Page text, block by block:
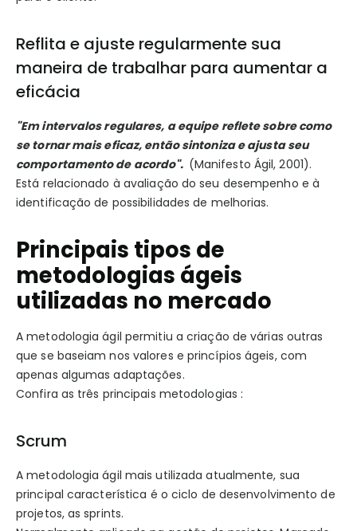
Reflita e ajuste regularmente sua
maneira de trabalhar para aumentar a
eficácia
"Em intervalos regulares, a equipe reflete sobre como
se tornar mais eficaz, então sintoniza e ajusta seu
comportamento de acordo". (Manifesto Ágil, 2001).
Está relacionado à avaliação do seu desempenho e à
identificação de possibilidades de melhorias.
Principais tipos de
metodologias ágeis
utilizadas no mercado
A metodologia ágil permitiu a criação de várias outras
que se baseiam nos valores e princípios ágeis, com
apenas algumas adaptações.
Confira as três principais metodologias :
Scrum
A metodologia ágil mais utilizada atualmente, sua
principal característica é o ciclo de desenvolvimento de
projetos, as sprints.